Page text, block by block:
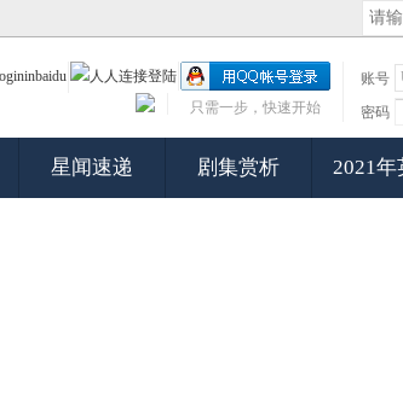
账号
密码
只需一步，快速开始
星闻速递 剧集赏析 2021年